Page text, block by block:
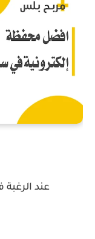
عند